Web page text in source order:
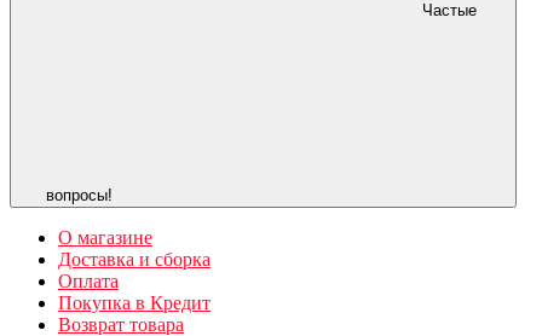
Частые
вопросы!
О магазине
Доставка и сборка
Оплата
Покупка в Кредит
Возврат товара